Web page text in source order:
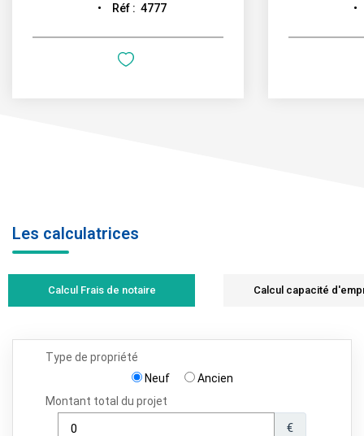
Réf : 4777
Les calculatrices
Calcul Frais de notaire Calcul capacité